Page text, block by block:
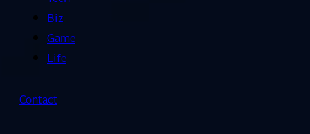
Biz
Game
Life
Contact